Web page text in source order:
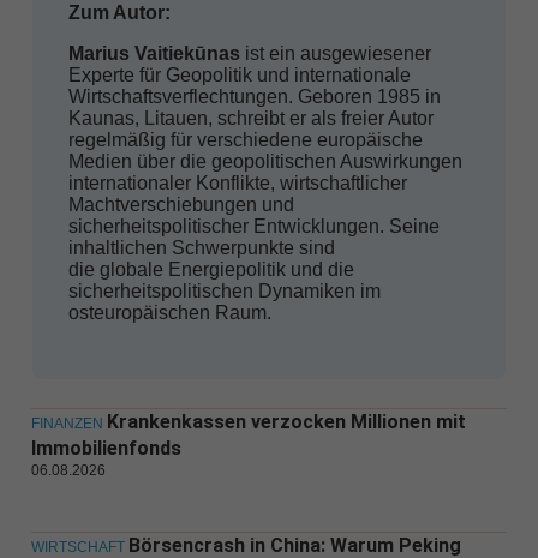
Zum Autor:
Marius Vaitiekūnas ist ein ausgewiesener
Experte für Geopolitik und internationale
Wirtschaftsverflechtungen. Geboren 1985 in
Kaunas, Litauen, schreibt er als freier Autor
regelmäßig für verschiedene europäische
Medien über die geopolitischen Auswirkungen
internationaler Konflikte, wirtschaftlicher
Machtverschiebungen und
sicherheitspolitischer Entwicklungen. Seine
inhaltlichen Schwerpunkte sind
die globale Energiepolitik und die
sicherheitspolitischen Dynamiken im
osteuropäischen Raum.
FINANZEN Krankenkassen verzocken Millionen mit
Immobilienfonds
06.08.2026
WIRTSCHAFT Börsencrash in China: Warum Peking